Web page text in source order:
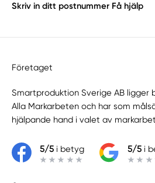
Skriv in ditt postnummer Få hjälp
Företaget
Smartproduktion Sverige AB ligger
Alla Markarbeten och har som
hjälpande hand i valet av
5/5i betyg 5/5i